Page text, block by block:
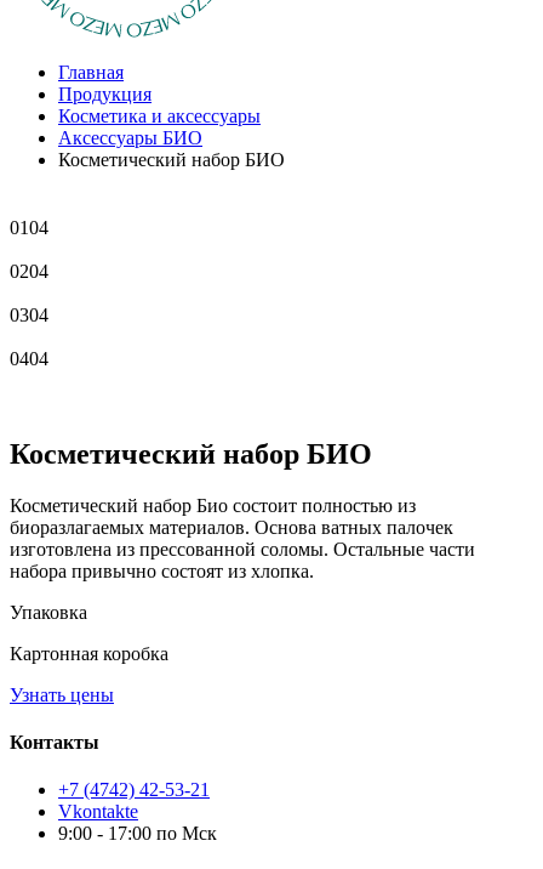
Главная
Продукция
Косметика и аксессуары
Аксессуары БИО
Косметический набор БИО
0104
0204
0304
0404
Косметический набор БИО
Косметический набор Био состоит полностью из
биоразлагаемых материалов. Основа ватных палочек
изготовлена из прессованной соломы. Остальные части
набора привычно состоят из хлопка.
Упаковка
Картонная коробка
Узнать цены
Контакты
+7 (4742) 42-53-21
Vkontakte
9:00 - 17:00 по Мск